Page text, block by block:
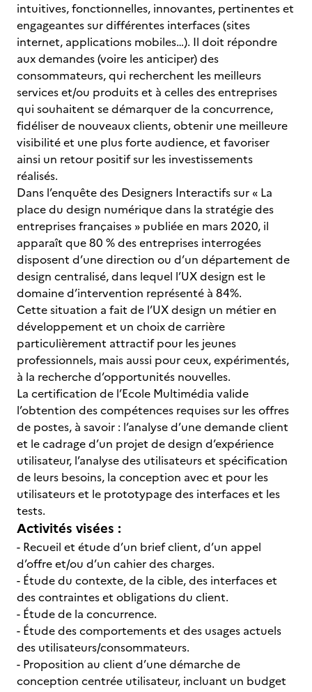
intuitives, fonctionnelles, innovantes, pertinentes et
engageantes sur différentes interfaces (sites
internet, applications mobiles…). Il doit répondre
aux demandes (voire les anticiper) des
consommateurs, qui recherchent les meilleurs
services et/ou produits et à celles des entreprises
qui souhaitent se démarquer de la concurrence,
fidéliser de nouveaux clients, obtenir une meilleure
visibilité et une plus forte audience, et favoriser
ainsi un retour positif sur les investissements
réalisés.
Dans l’enquête des Designers Interactifs sur « La
place du design numérique dans la stratégie des
entreprises françaises » publiée en mars 2020, il
apparaît que 80 % des entreprises interrogées
disposent d’une direction ou d’un département de
design centralisé, dans lequel l’UX design est le
domaine d’intervention représenté à 84%.
Cette situation a fait de l’UX design un métier en
développement et un choix de carrière
particulièrement attractif pour les jeunes
professionnels, mais aussi pour ceux, expérimentés,
à la recherche d’opportunités nouvelles.
La certification de l’Ecole Multimédia valide
l’obtention des compétences requises sur les offres
de postes, à savoir : l’analyse d’une demande client
et le cadrage d’un projet de design d’expérience
utilisateur, l’analyse des utilisateurs et spécification
de leurs besoins, la conception avec et pour les
utilisateurs et le prototypage des interfaces et les
tests.
Activités visées :
- Recueil et étude d’un brief client, d’un appel
d’offre et/ou d’un cahier des charges.
- Étude du contexte, de la cible, des interfaces et
des contraintes et obligations du client.
- Étude de la concurrence.
- Étude des comportements et des usages actuels
des utilisateurs/consommateurs.
- Proposition au client d’une démarche de
conception centrée utilisateur, incluant un budget